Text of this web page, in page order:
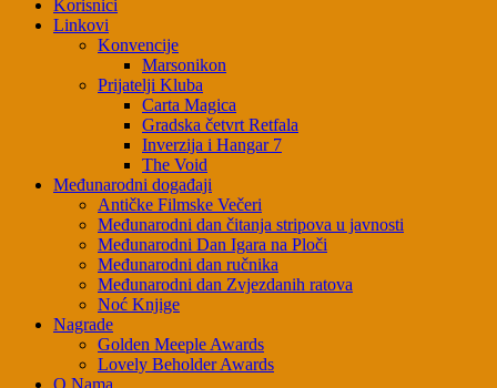
Korisnici
Linkovi
Konvencije
Marsonikon
Prijatelji Kluba
Carta Magica
Gradska četvrt Retfala
Inverzija i Hangar 7
The Void
Međunarodni događaji
Antičke Filmske Večeri
Međunarodni dan čitanja stripova u javnosti
Međunarodni Dan Igara na Ploči
Međunarodni dan ručnika
Međunarodni dan Zvjezdanih ratova
Noć Knjige
Nagrade
Golden Meeple Awards
Lovely Beholder Awards
O Nama